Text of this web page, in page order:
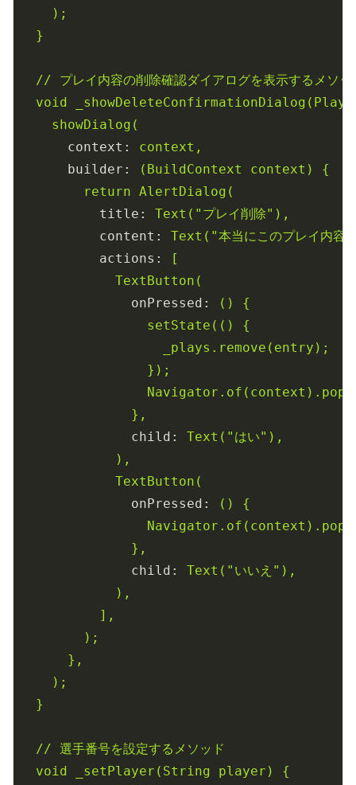
);
}
//
プレイ内容の削除確認ダイアログを表示するメソッ
void
showDialog(
context:
context,
builder:
(BuildContext context)
{
return AlertDialog(
title:
Text("プレイ削除"),
content:
Text("本当にこのプレイ内容
actions:
[
TextButton(
onPressed:
()
{
setState(()
{
_plays.remove(entry);
});
},
child:
Text("はい"),
),
TextButton(
onPressed:
()
{
},
child:
Text("いいえ"),
),
],
);
},
);
}
// 選手番号を設定するメソッド
void
_setPlayer(String player)
{